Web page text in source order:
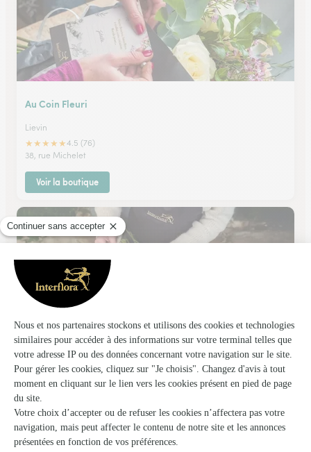
Au Coin Fleuri
Lievin
★★★★★4.5 (76)
38, rue Michelet
Voir la boutique
Europe Fleurs
Mericourt
★ ★★★ ★4.2 (292)
151, avenue de Floha
Voir la boutique